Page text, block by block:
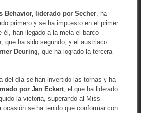
Behavior, liderado por Secher, ha
primero y se ha impuesto en el primer
él, han llegado a la meta el barco
que ha sido segundo, y el austriaco
Deuring , que ha logrado la tercera
del día se han invertido las tornas y ha
por Jan Eckert, el que ha liderado
la victoria, superando al Miss
ocasión se ha tenido que conformar con